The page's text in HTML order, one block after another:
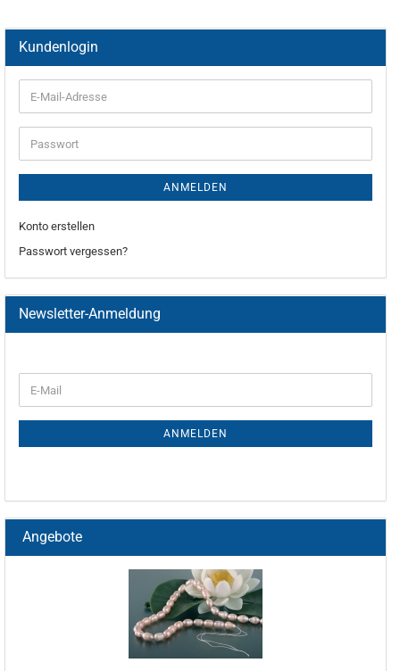
Kundenlogin
ANMELDEN
Konto erstellen
Passwort vergessen?
Newsletter-Anmeldung
ANMELDEN
Angebote